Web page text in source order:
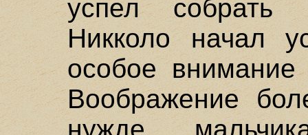
успел собрать
Никколо начал
особое внимание
Воображение
нужде